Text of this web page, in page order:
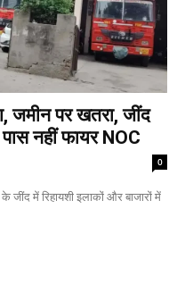
जमीन पर खतरा, जींद
नहीं फायर NOC
0
जींद में रिहायशी इलाकों और बाजारों में